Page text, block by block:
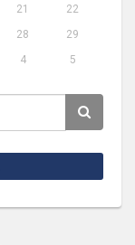
21
22
28
29
4 5